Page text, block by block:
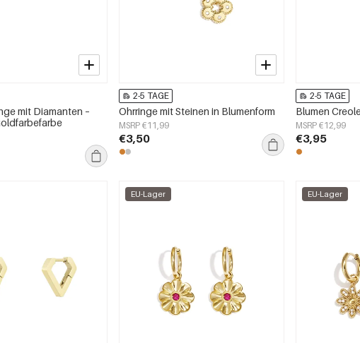
mit Diamanten –
2-5 TAGE
Ohrringe mit Steinen in Blumenform
MSRP €11,99
€3,50
2-5 TAGE
Blumen
MSRP €12,99
€3,95
EU-Lager EU-Lager